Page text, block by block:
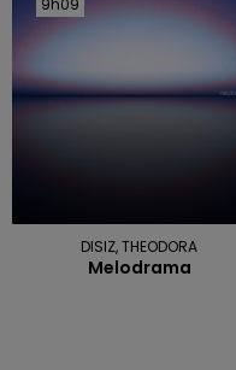
9h09
9h09
DISIZ, THEODORA
Melodrama